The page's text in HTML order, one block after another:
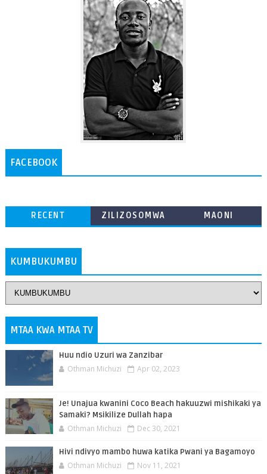
FACEBOOK
RECENT
ZILIZOSOMWA
MAONI
KUMBUKUMBU
MTAA KWA MTAA TV
Huu ndio Uzuri wa Zanzibar
Othman Michuzi Apr 02, 2023
Je! Unajua kwanini Coco Beach hakuuzwi mishikaki ya
Samaki? Msikilize Dullah hapa
Othman Michuzi Dec 30, 2021
Hivi ndivyo mambo huwa katika Pwani ya Bagamoyo
Othman Michuzi Nov 11, 2021